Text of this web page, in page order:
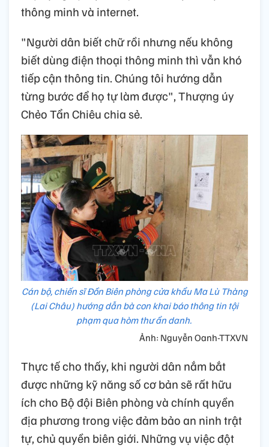
thông minh và internet.
"Người dân biết chữ rồi nhưng nếu không
biết dùng điện thoại thông minh thì vẫn khó
tiếp cận thông tin. Chúng tôi hướng dẫn
từng bước để họ tự làm được", Thượng úy
Chẻo Tẩn Chiêu chia sẻ.
Cán bộ, chiến sĩ Đồn Biên phòng cửa khẩu Ma Lù Thàng
(Lai Châu) hướng dẫn bà con khai báo thông tin tội
phạm qua hòm thư ẩn danh.
Ảnh: Nguyễn Oanh-TTXVN
Thực tế cho thấy, khi người dân nắm bắt
được những kỹ năng số cơ bản sẽ rất hữu
ích cho Bộ đội Biên phòng và chính quyền
địa phương trong việc đảm bảo an ninh trật
tự, chủ quyền biên giới. Những vụ việc đột